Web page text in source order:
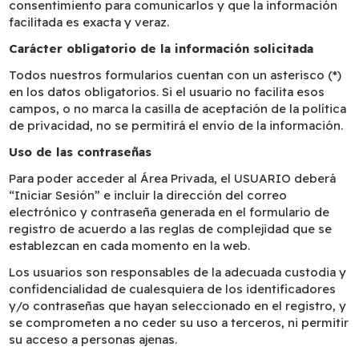
consentimiento para comunicarlos y que la información
facilitada es exacta y veraz.
Carácter obligatorio de la información solicitada
Todos nuestros formularios cuentan con un asterisco (*)
en los datos obligatorios. Si el usuario no facilita esos
campos, o no marca la casilla de aceptación de la política
de privacidad, no se permitirá el envío de la información.
Uso de las contraseñas
Para poder acceder al Área Privada, el USUARIO deberá
“Iniciar Sesión” e incluir la dirección del correo
electrónico y contraseña generada en el formulario de
registro de acuerdo a las reglas de complejidad que se
establezcan en cada momento en la web.
Los usuarios son responsables de la adecuada custodia y
confidencialidad de cualesquiera de los identificadores
y/o contraseñas que hayan seleccionado en el registro, y
se comprometen a no ceder su uso a terceros, ni permitir
su acceso a personas ajenas.